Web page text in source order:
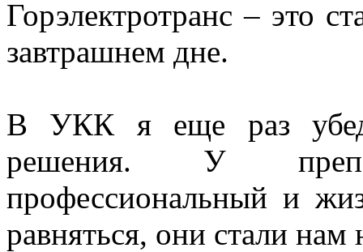
Горэлектротранс – это
завтрашнем дне.
В УКК я еще раз
решения. У
профессиональный и
равняться, они стали